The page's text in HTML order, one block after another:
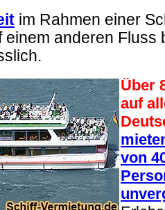
im Rahmen einer
einem anderen Fluss
Über
auf
von